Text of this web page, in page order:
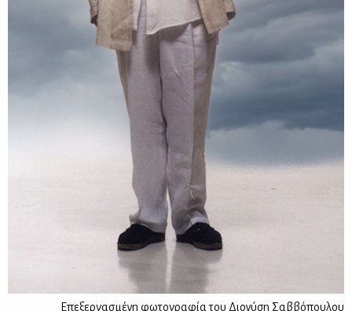
Επεξεργασμένη φωτογραφία του Διονύση Σαββόπουλου